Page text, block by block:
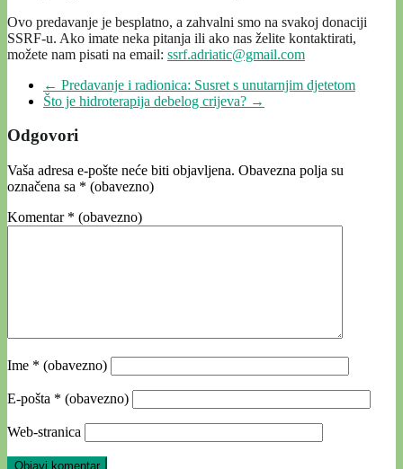
Ovo predavanje je besplatno, a zahvalni smo na svakoj donaciji
SSRF-u. Ako imate neka pitanja ili ako nas želite kontaktirati,
možete nam pisati na email: ssrf.adriatic@gmail.com
← Predavanje i radionica: Susret s unutarnjim djetetom
Što je hidroterapija debelog crijeva? →
Odgovori
Vaša adresa e-pošte neće biti objavljena. Obavezna polja su
označena sa * (obavezno)
Komentar * (obavezno)
Ime * (obavezno)
E-pošta * (obavezno)
Web-stranica